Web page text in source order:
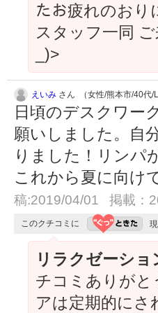
たお疲れのおり
スタッフ一同
_)>
えいみ さん （女性/熊本市/40代/
日頃のデスクワー
願いしました。自
りました！リンパ
これから夏に向け
稿:2019/04/01 掲載：
このクチコミに
リラクゼーシ
チコミありがと
アは定期的に